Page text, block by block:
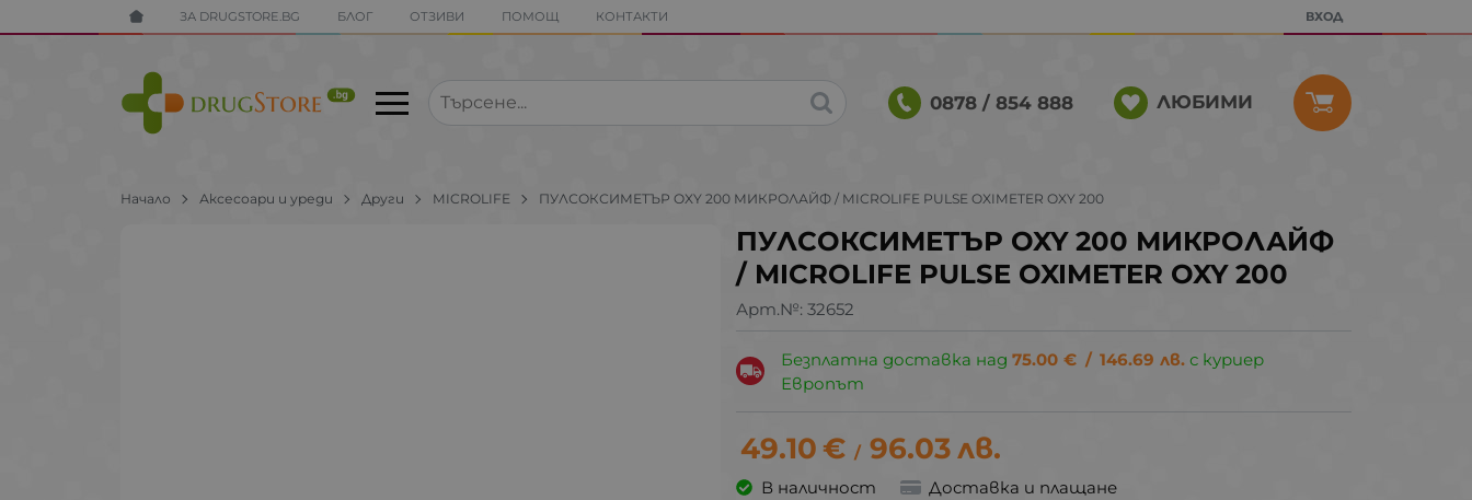
ЗА DRUGSTORE.BG БЛОГ ОТЗИВИ ПОМОЩ КОНТАКТИ ВХОД
0878 / 854 888 ЛЮБИМИ
Начало Аксесоари и уреди Други MICROLIFE ПУЛСОКСИМЕТЪР OXY 200 МИКРОЛАЙФ / MICROLIFE PULSE OXIMETER OXY 200
ПУЛСОКСИМЕТЪР OXY 200 МИКРОЛАЙФ
/ MICROLIFE PULSE OXIMETER OXY 200
Арт.№: 32652
Безплатна доставка над75.00 € / 146.69 лв. с куриер
Европът
49.10€ / 96.03лв.
В наличност Доставка и плащане